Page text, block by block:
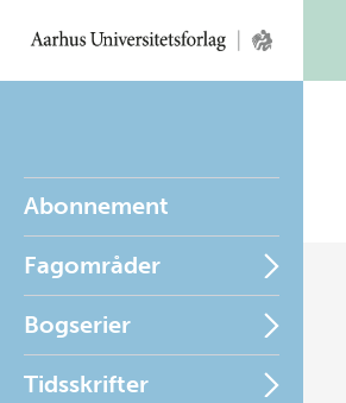
Abonnement
Fagområder
Bogserier
Tidsskrifter